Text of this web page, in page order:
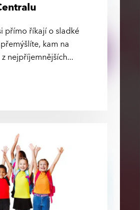
přímo říkají o sladké
kam na
nejpříjemnějších